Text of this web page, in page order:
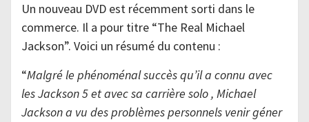
Un nouveau DVD est récemment sorti dans le
commerce. Il a pour titre “The Real Michael
Jackson”. Voici un résumé du contenu :
“Malgré le phénoménal succès qu’il a connu avec
les Jackson 5 et avec sa carrière solo , Michael
Jackson a vu des problèmes personnels venir géner